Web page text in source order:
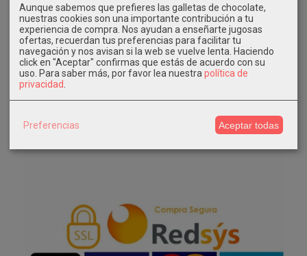
Twitter
Instagram
Facebook
Aunque sabemos que prefieres las galletas de chocolate,
nuestras cookies son una importante contribución a tu
experiencia de compra. Nos ayudan a enseñarte jugosas
ofertas, recuerdan tus preferencias para facilitar tu
navegación y nos avisan si la web se vuelve lenta. Haciendo
click en "Aceptar" confirmas que estás de acuerdo con su
uso. Para saber más, por favor lea nuestra política de
privacidad
Preferencias Aceptar todas